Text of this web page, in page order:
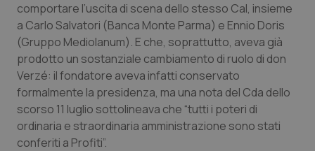
Provincia Autonoma di Trento
Puglia
Sardegna
Sicilia
Ipertensione & Scompenso
Malattie rare
Malattia di Crohn & Rettocolite Ulcerosa
Neuroscienze & patologie neurodegenerative
comportare l’uscita di scena dello stesso Cal, insieme
a Carlo Salvatori (Banca Monte Parma) e Ennio Doris
(Gruppo Mediolanum). E che, soprattutto, aveva già
prodotto un sostanziale cambiamento di ruolo di don
Verzé: il fondatore aveva infatti conservato
formalmente la presidenza, ma una nota del Cda dello
scorso 11 luglio sottolineava che “tutti i poteri di
ordinaria e straordinaria amministrazione sono stati
conferiti a Profiti”.